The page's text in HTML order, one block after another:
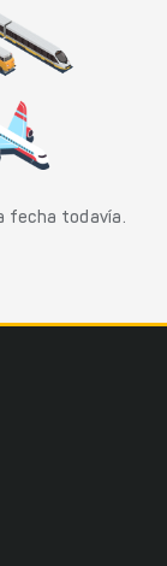
fecha todavía.